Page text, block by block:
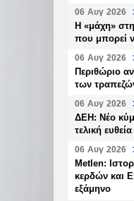
06 Αυγ 2026
H «μάχη»
που μπορεί
06 Αυγ 2026
Περιθώριο
των
06 Αυγ 2026
ΔΕΗ: Νέο
τελική
06 Αυγ 2026
Metlen:
κερδών και
εξάμηνο